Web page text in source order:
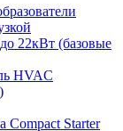
22кВт (базовые
HVAC
Compact Starter